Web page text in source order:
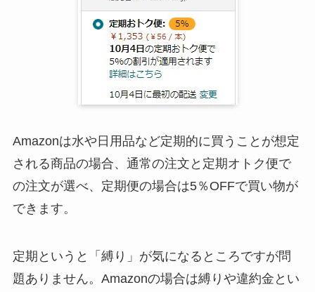
Amazonは水や日用品など定期的に買うことが想定
される商品の場合、通常の注文と定期オトク便で
の注文が選べ、定期便の場合は5％OFFで買い物が
できます。
定期というと「縛り」が気になるところですが問
題ありません。Amazonの場合は縛りや違約金とい